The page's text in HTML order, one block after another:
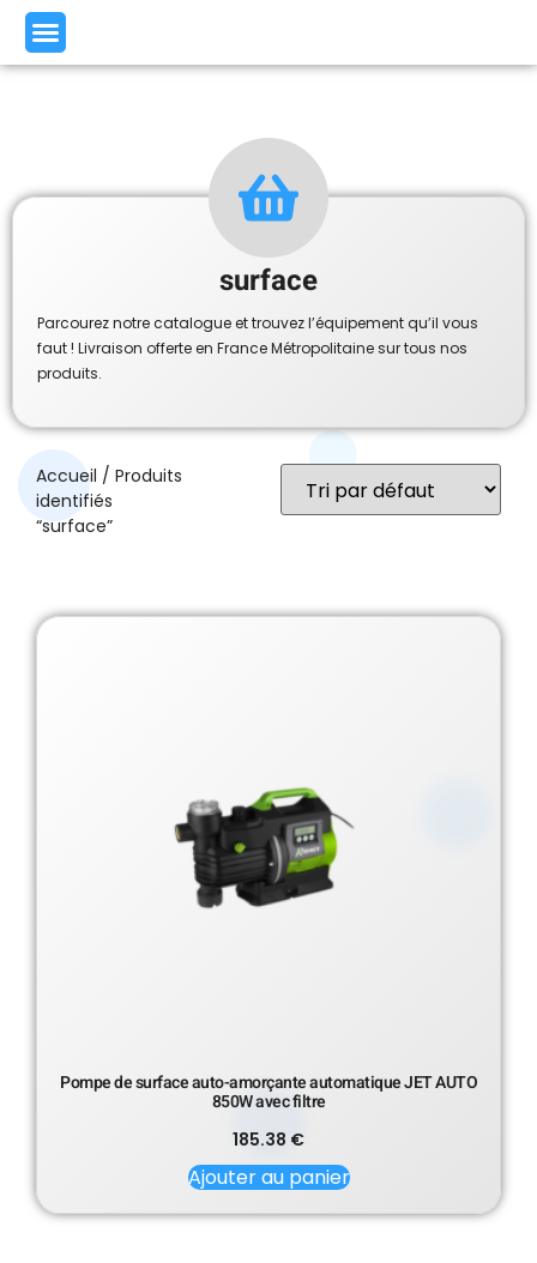
surface
Parcourez notre catalogue et trouvez l’équipement qu’il vous
faut ! Livraison offerte en France Métropolitaine sur tous nos
produits.
Accueil / Produits
identifiés
“surface”
Pompe de surface auto-amorçante automatique JET AUTO
850W avec filtre
185.38 €
Ajouter au panier